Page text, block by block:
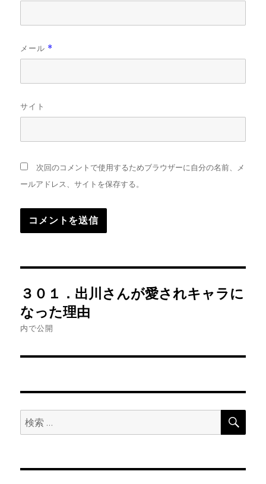
メール *
サイト
次回のコメントで使用するためブラウザーに自分の名前、メ
ールアドレス、サイトを保存する。
稿
ナ
ビ
シ
３０１．出川さんが愛されキャラに
なった理由
内で公開
検
索:
検